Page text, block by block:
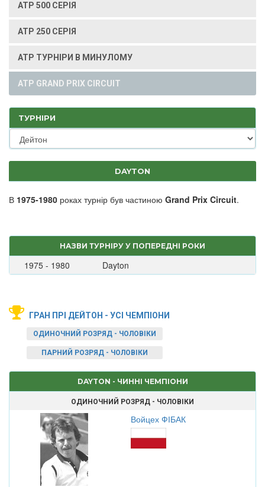
ATP 500 СЕРІЯ
ATP 250 СЕРІЯ
ATP ТУРНІРИ В МИНУЛОМУ
ATP GRAND PRIX CIRCUIT
ТУРНІРИ
DAYTON
В 1975-1980 роках турнір був частиною Grand Prix Circuit.
НАЗВИ ТУРНІРУ У ПОПЕРЕДНІ РОКИ
1975 - 1980 Dayton
ГРАН ПРІ ДЕЙТОН - УСІ ЧЕМПІОНИ
ОДИНОЧНИЙ РОЗРЯД - ЧОЛОВІКИ
ПАРНИЙ РОЗРЯД - ЧОЛОВІКИ
DAYTON - ЧИННІ ЧЕМПІОНИ
ОДИНОЧНИЙ РОЗРЯД - ЧОЛОВІКИ
Войцех ФІБАК